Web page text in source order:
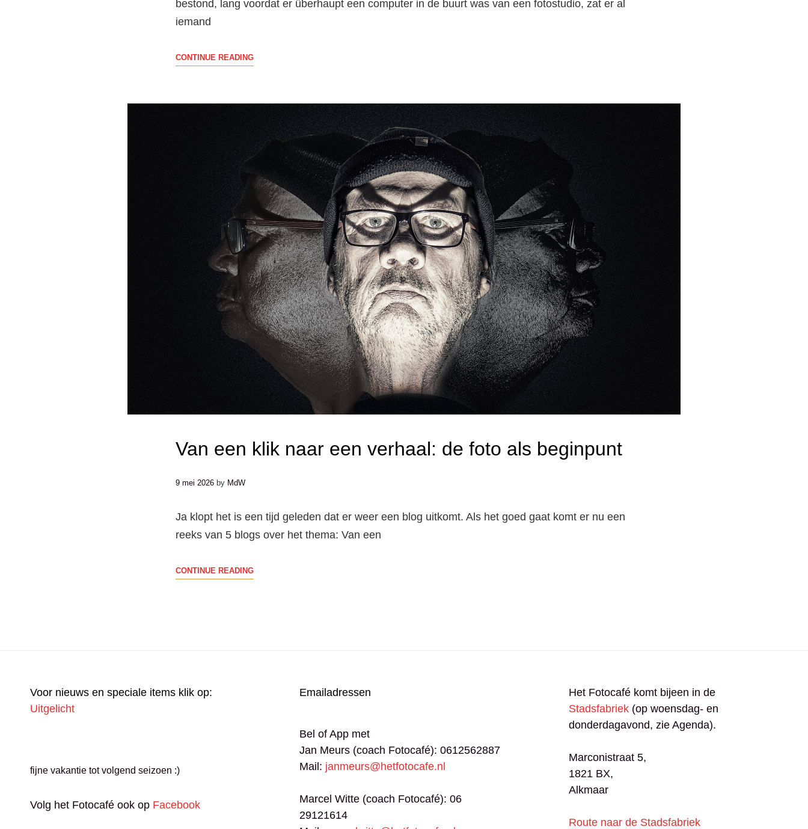
bestond, lang voordat er überhaupt een computer in de buurt was van een fotostudio, zat er al
iemand
CONTINUE READINGEEN
VAN
FOTOBEWERKING
DOOR
DE
EEUWEN
HEEN
Van een klik naar een verhaal: de foto als beginpunt
9 mei 2026 by MdW
Ja klopt het is een tijd geleden dat er weer een blog uitkomt. Als het goed gaat komt er nu een
reeks van 5 blogs over het thema: Van een
CONTINUE READINGVAN
Voor nieuws en speciale items klik op:
Uitgelicht
fijne vakantie tot volgend seizoen :)
Volg het Fotocafé ook op Facebook
Emailadressen
Bel of App met
Jan Meurs (coach Fotocafé): 0612562887
Mail: janmeurs@hetfotocafe.nl
Marcel Witte (coach Fotocafé): 06
29121614
Het Fotocafé komt bijeen in de
Stadsfabriek(op woensdag- en
donderdagavond, zie Agenda).
Marconistraat 5,
1821 BX,
Alkmaar​
Route naar de Stadsfabriek